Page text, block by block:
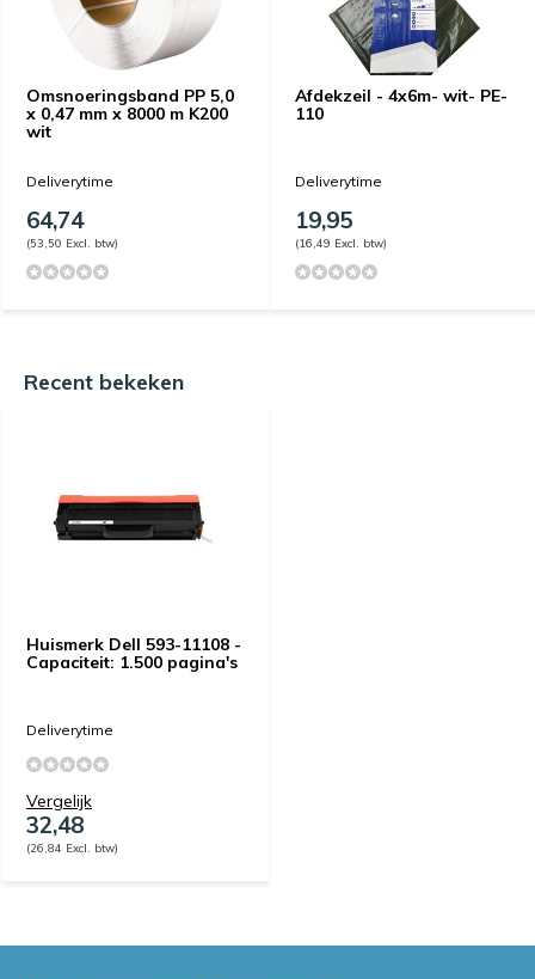
Omsnoeringsband PP 5,0
x 0,47 mm x 8000 m K200
wit
Deliverytime
64,74
(53,50 Excl. btw)
Afdekzeil - 4x6m- wit- PE-
110
Deliverytime
19,95
(16,49 Excl. btw)
Recent bekeken
Huismerk Dell 593-11108 -
Capaciteit: 1.500 pagina's
Deliverytime
Vergelijk
32,48
(26,84 Excl. btw)